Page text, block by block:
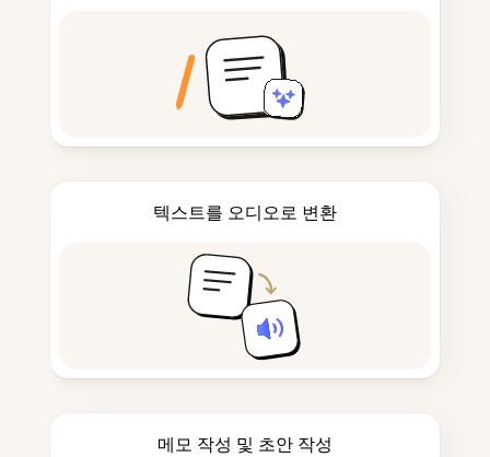
텍스트를 오디오로 변환
메모 작성 및 초안 작성